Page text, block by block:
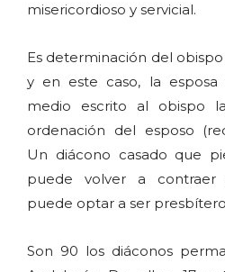
misericordioso y servicial.
Es determinación del
y en este caso, la
medio escrito al obispo
ordenación del esposo
Un diácono casado que
puede volver a contraer
puede optar a ser
Son 90 los diáconos